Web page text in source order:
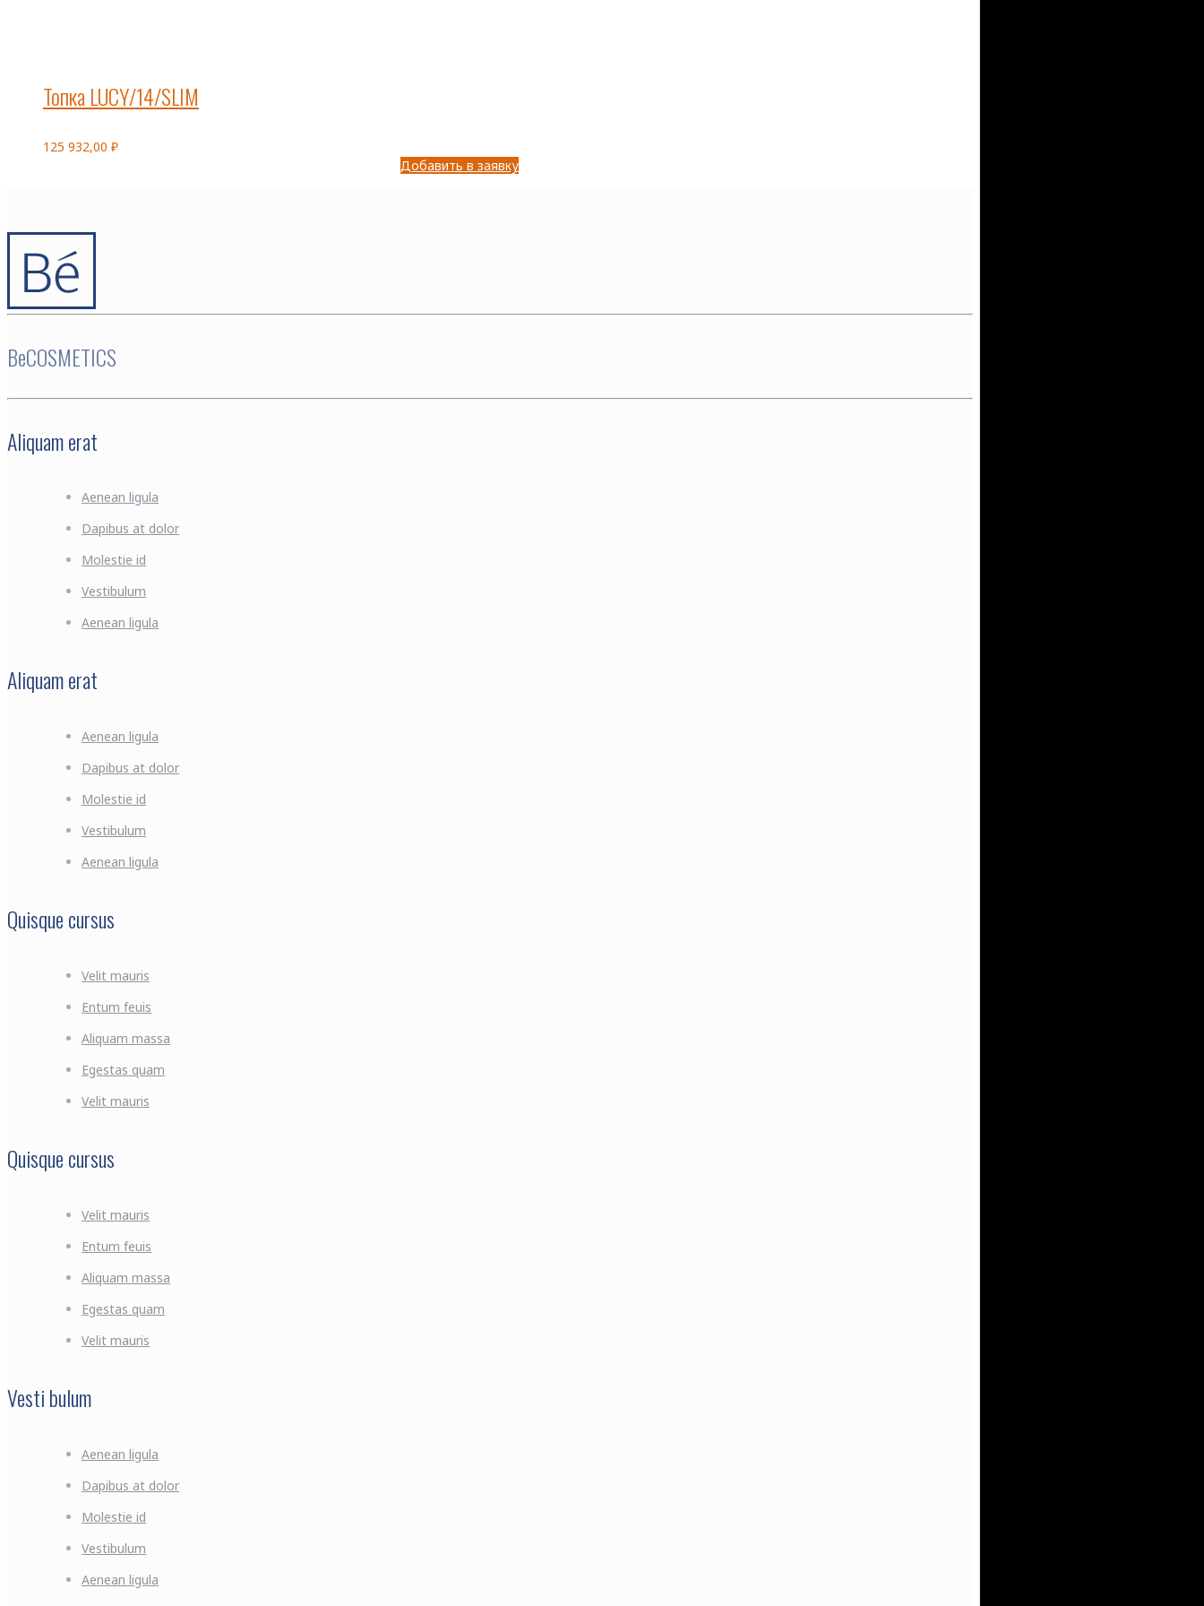
Топка LUCY/14/SLIM
125 932,00 ₽
Добавить в заявку
BeCOSMETICS
Aliquam erat
Aenean ligula
Dapibus at dolor
Molestie id
Vestibulum
Aenean ligula
Aliquam erat
Aenean ligula
Dapibus at dolor
Molestie id
Vestibulum
Aenean ligula
Quisque cursus
Velit mauris
Entum feuis
Aliquam massa
Egestas quam
Velit mauris
Quisque cursus
Velit mauris
Entum feuis
Aliquam massa
Egestas quam
Velit mauris
Vesti bulum
Aenean ligula
Dapibus at dolor
Molestie id
Vestibulum
Aenean ligula